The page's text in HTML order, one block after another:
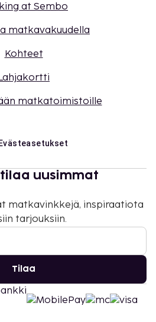
at Sembo
matkavakuudella
Kohteet
matkatoimistoille
Evästeasetukset
uusimmat
matkavinkkejä, inspiraatiota
tarjouksiin.
Tilaa